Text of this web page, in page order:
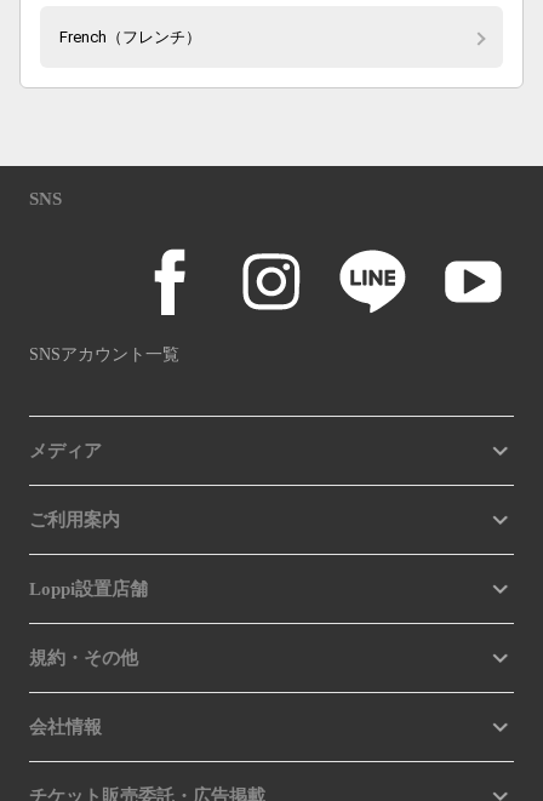
French（フレンチ）
SNS
SNSアカウント一覧
メディア
ご利用案内
Loppi設置店舗
規約・その他
会社情報
チケット販売委託・広告掲載